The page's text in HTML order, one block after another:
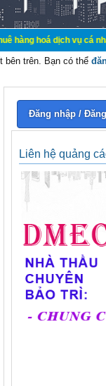
dịch vụ cá nhân,
bên trên. Bạn có thể
Đăng nhập /
Liên hệ quảng